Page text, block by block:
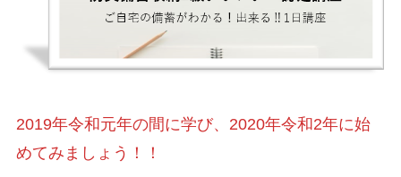
2019年令和元年の間に学び、2020年令和2年に始
めてみましょう！！